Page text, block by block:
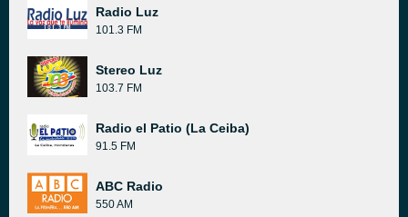
Radio Luz
101.3 FM
Stereo Luz
103.7 FM
Radio el Patio (La Ceiba)
91.5 FM
ABC Radio
550 AM